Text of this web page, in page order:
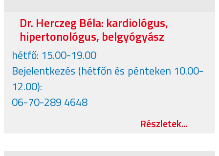
Dr. Herczeg Béla: kardiológus,
hipertonológus, belgyógyász
hétfő: 15.00-19.00
Bejelentkezés (hétfőn és pénteken 10.00-
12.00):
06-70-289 4648
Részletek...